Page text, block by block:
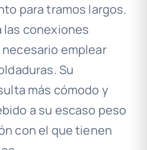
para tramos largos.
las conexiones
emplear
Su
más cómodo y
a su escaso peso
con el que tienen